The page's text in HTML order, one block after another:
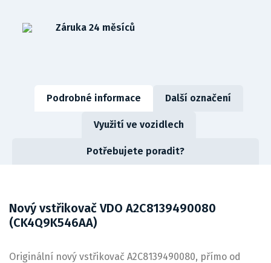
Záruka 24 měsíců
Podrobné informace Další označení
Využití ve vozidlech
Potřebujete poradit?
Nový vstřikovač VDO A2C8139490080
(CK4Q9K546AA)
Originální nový vstřikovač A2C8139490080, přímo od